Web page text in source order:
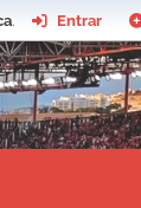
. Entrar